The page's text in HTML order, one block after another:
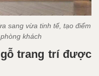
sang vừa tinh tế, tạo điểm
khách
trang trí được